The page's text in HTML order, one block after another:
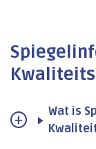
Wat is